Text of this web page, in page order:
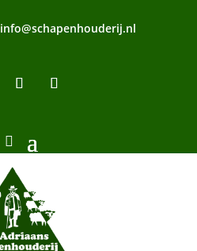
info@schapenhouderij.nl